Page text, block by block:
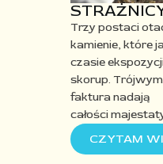
Trzy postaci
kamienie, które
czasie
skorup.
fakturanadają
całości
CZYTAM